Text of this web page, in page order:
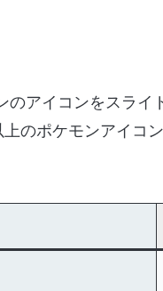
のアイコンをスラ
のポケモンアイコ